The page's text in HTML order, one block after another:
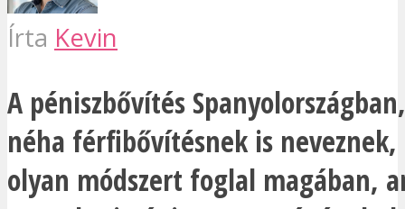
Írta Kevin
A péniszbővítés
néha férfibővítésnek is neveznek,
olyan módszert foglal magában,